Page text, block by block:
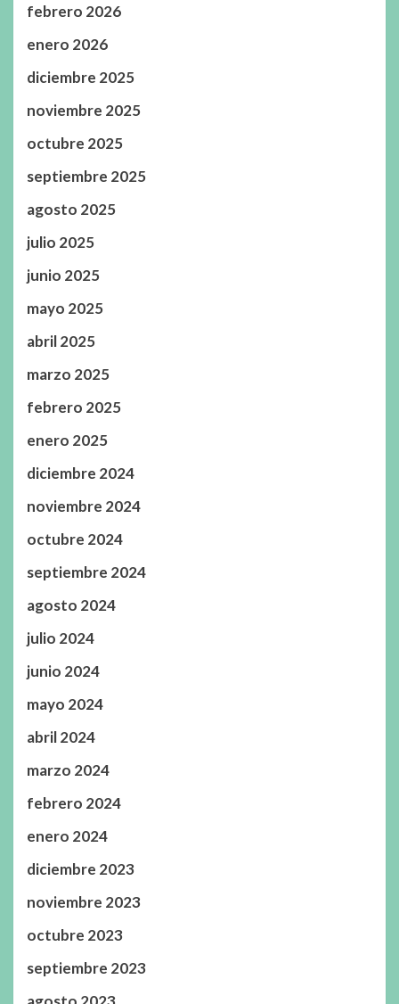
febrero 2026
enero 2026
diciembre 2025
noviembre 2025
octubre 2025
septiembre 2025
agosto 2025
julio 2025
junio 2025
mayo 2025
abril 2025
marzo 2025
febrero 2025
enero 2025
diciembre 2024
noviembre 2024
octubre 2024
septiembre 2024
agosto 2024
julio 2024
junio 2024
mayo 2024
abril 2024
marzo 2024
febrero 2024
enero 2024
diciembre 2023
noviembre 2023
octubre 2023
septiembre 2023